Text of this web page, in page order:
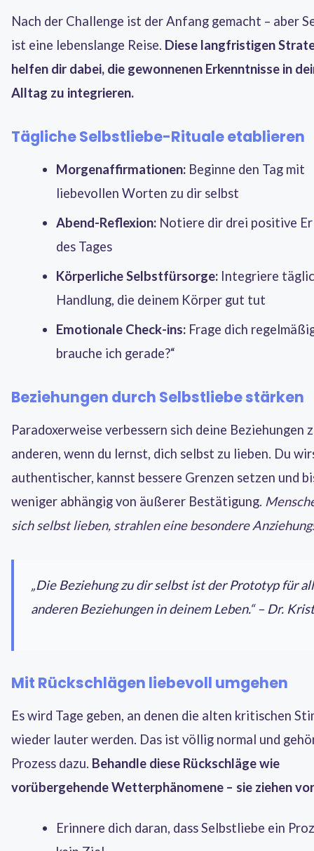
Nach der Challenge ist der Anfang gemacht – aber
ist eine lebenslange Reise. Diese langfristigen
helfen dir dabei, die gewonnenen Erkenntnisse in
Alltag zu integrieren.
Tägliche Selbstliebe-Rituale etablieren
Morgenaffirmationen: Beginne den Tag mit
liebevollen Worten zu dir selbst
Abend-Reflexion: Notiere dir drei positive
des Tages
Körperliche Selbstfürsorge: Integriere
Handlung, die deinem Körper gut tut
Emotionale Check-ins: Frage dich
brauche ich gerade?“
Beziehungen durch Selbstliebe stärken
Paradoxerweise verbessern sich deine Beziehungen
anderen, wenn du lernst, dich selbst zu lieben. Du
authentischer, kannst bessere Grenzen setzen und
weniger abhängig von äußerer Bestätigung.
sich selbst lieben, strahlen eine besondere
„Die Beziehung zu dir selbst ist der Prototyp für
anderen Beziehungen in deinem Leben.“ – Dr.
Mit Rückschlägen liebevoll umgehen
Es wird Tage geben, an denen die alten kritischen
wieder lauter werden. Das ist völlig normal und
Prozess dazu. Behandle diese Rückschläge wie
vorübergehende Wetterphänomene – sie ziehen
Erinnere dich daran, dass Selbstliebe ein